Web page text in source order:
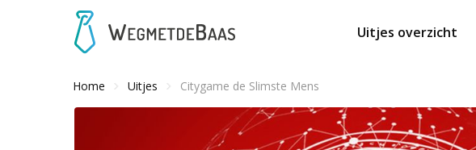
Uitjes overzicht
Home Uitjes Citygame de Slimste Mens